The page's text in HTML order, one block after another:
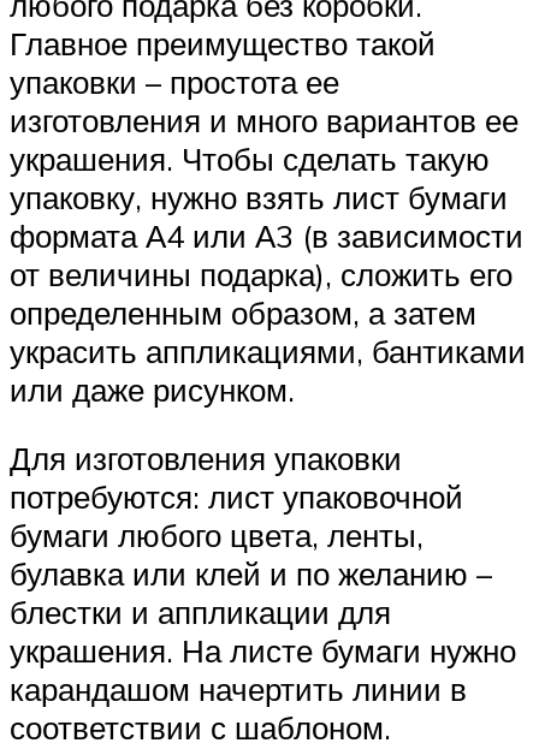
Главное преимущество такой
упаковки – простота ее
изготовления и много вариантов ее
украшения. Чтобы сделать такую
упаковку, нужно взять лист бумаги
формата А4 или А3 (в зависимости
от величины подарка), сложить его
определенным образом, а затем
украсить аппликациями, бантиками
или даже рисунком.
Для изготовления упаковки
потребуются: лист упаковочной
бумаги любого цвета, ленты,
булавка или клей и по желанию –
блестки и аппликации для
украшения. На листе бумаги нужно
карандашом начертить линии в
соответствии с шаблоном.